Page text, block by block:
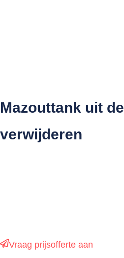
Mazouttank uit
verwijderen
Vraag prijsofferte aan